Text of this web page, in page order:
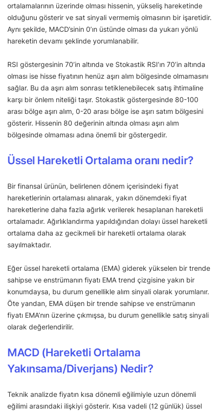
ortalamalarının üzerinde olması hissenin, yükseliş hareketinde
olduğunu gösterir ve sat sinyali vermemiş olmasının bir işaretidir.
Aynı şekilde, MACD’sinin 0’ın üstünde olması da yukarı yönlü
hareketin devamı şeklinde yorumlanabilir.
RSI göstergesinin 70’in altında ve Stokastik RSI’ın 70’in altında
olması ise hisse fiyatının henüz aşırı alım bölgesinde olmamasını
sağlar. Bu da aşırı alım sonrası tetiklenebilecek satış ihtimaline
karşı bir önlem niteliği taşır. Stokastik göstergesinde 80-100
arası bölge aşırı alım, 0-20 arası bölge ise aşırı satım bölgesini
gösterir. Hissenin 80 değerinin altında olması aşırı alım
bölgesinde olmaması adına önemli bir göstergedir.
Üssel Hareketli Ortalama oranı nedir?
Bir finansal ürünün, belirlenen dönem içerisindeki fiyat
hareketlerinin ortalaması alınarak, yakın dönemdeki fiyat
hareketlerine daha fazla ağırlık verilerek hesaplanan hareketli
ortalamadır. Ağırlıklandırma yapıldığından dolayı üssel hareketli
ortalama daha az gecikmeli bir hareketli ortalama olarak
sayılmaktadır.
Eğer üssel hareketli ortalama (EMA) giderek yükselen bir trende
sahipse ve enstrümanın fiyatı EMA trend çizgisine yakın bir
konumdaysa, bu durum genellikle alım sinyali olarak yorumlanır.
Öte yandan, EMA düşen bir trende sahipse ve enstrümanın
fiyatı EMA’nın üzerine çıkmışsa, bu durum genellikle satış sinyali
olarak değerlendirilir.
MACD (Hareketli Ortalama
Yakınsama/Diverjans) Nedir?
Teknik analizde fiyatın kısa dönemli eğilimiyle uzun dönemli
eğilimi arasındaki ilişkiyi gösterir. Kısa vadeli (12 günlük) üssel